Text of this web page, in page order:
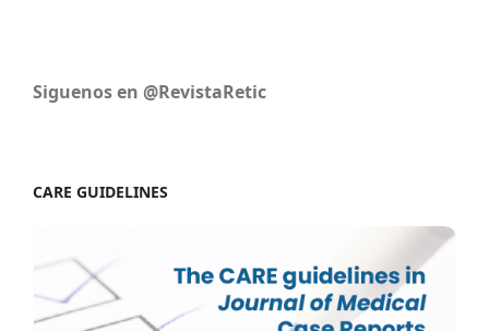
Siguenos en @RevistaRetic
CARE GUIDELINES